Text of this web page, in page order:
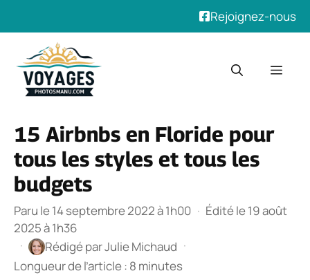
Rejoignez-nous
contenu
15 Airbnbs en Floride pour
tous les styles et tous les
budgets
Paru le 14 septembre 2022 à 1h00 · Édité le 19 août
2025 à 1h36
·
Rédigé parJulie Michaud ·
Longueur de l’article : 8 minutes